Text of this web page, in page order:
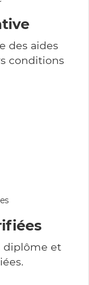
des aides
conditions
diplôme et